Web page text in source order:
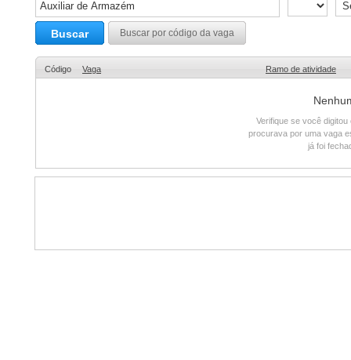
Buscar Buscar por código da vaga
Código Vaga Ramo de atividade
Verifique se você
procurava por uma vaga
já foi